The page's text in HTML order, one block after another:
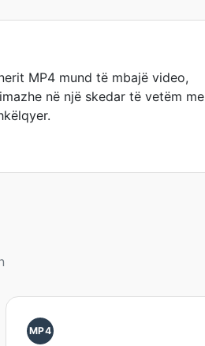
MP4 mund të mbajë video,
në një skedar të vetëm me
MP4